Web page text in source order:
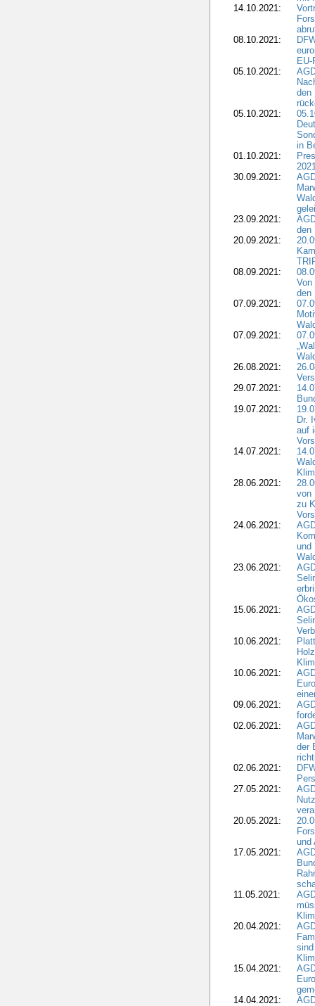
14.10.2021:
08.10.2021:
05.10.2021:
den
05.10.2021:
in
01.10.2021:
30.09.2021:
23.09.2021:
den
20.09.2021:
08.09.2021:
den
07.09.2021:
07.09.2021:
26.08.2021:
29.07.2021:
19.07.2021:
Dr.
auf
14.07.2021:
28.06.2021:
von
zu
24.06.2021:
und
23.06.2021:
15.06.2021:
10.06.2021:
10.06.2021:
09.06.2021:
02.06.2021:
der
02.06.2021:
27.05.2021:
20.05.2021:
und
17.05.2021:
11.05.2021:
20.04.2021:
15.04.2021:
14.04.2021: